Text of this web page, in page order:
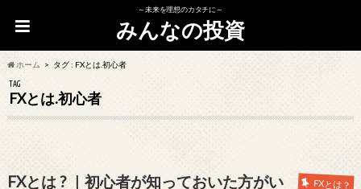
～未来を理想のカタチに～
みんなの投資
ホーム タグ : FXとは.初心者
TAG
FXとは.初心者
FXとは？
FXとは ? ｜初心者が知っておいた方がい